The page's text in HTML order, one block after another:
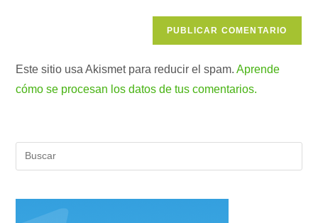
Este sitio usa Akismet para reducir el spam.Aprende
cómo se procesan los datos de tus comentarios.